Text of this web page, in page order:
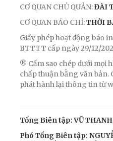
CƠ QUAN CHỦ QUẢN:ĐÀI
CƠ QUAN BÁO CHÍ:THỜI
Giấy phép hoạt động báo
BTTTT cấp ngày 29/12/
® Cấm sao chép dưới mọi
chấp thuận bằng văn bản.
phát hành lại thông tin từ
Tổng Biên tập: VŨ
Phó Tổng Biên tập: